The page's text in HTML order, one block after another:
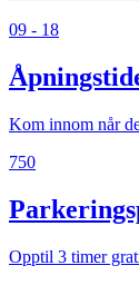
09 - 18
Kom innom når
750
Opptil 3 timer